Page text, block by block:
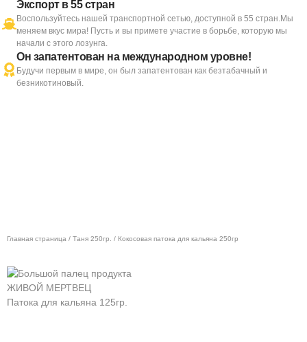
Экспорт в 55 стран
Воспользуйтесь нашей транспортной сетью, доступной в 55 стран.Мы
меняем вкус мира! Пусть и вы примете участие в борьбе, которую мы
начали с этого лозунга.
Он запатентован на международном уровне!
Будучи первым в мире, он был запатентован как безтабачный и
безникотиновый.
Главная страница / Таня 250гр. / Кокосовая патока для кальяна 250гр
ЖИВОЙ МЕРТВЕЦ
Патока для кальяна 125гр.